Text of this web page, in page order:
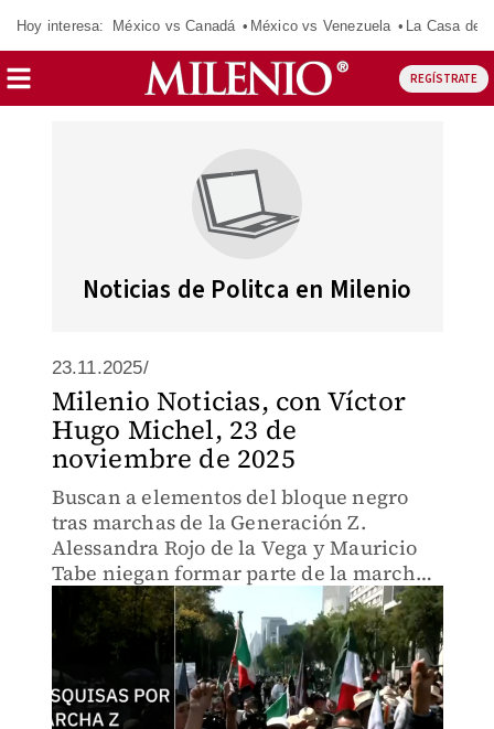
Hoy interesa: México vs Canadá México vs Venezuela La Casa de
REGÍSTRATE
Noticias de Politca en Milenio
23.11.2025/
Milenio Noticias, con Víctor
Hugo Michel, 23 de
noviembre de 2025
Buscan a elementos del bloque negro
tras marchas de la Generación Z.
Alessandra Rojo de la Vega y Mauricio
Tabe niegan formar parte de la marcha.
Avanzan las investigaciones por la
muerte del Carlos Manzo.